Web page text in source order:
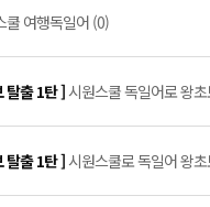
쿨 여행독일어 (0)
탈출 1탄 ]시원스쿨 독일어로 왕
탈출 1탄 ]시원스쿨로 독일어 왕